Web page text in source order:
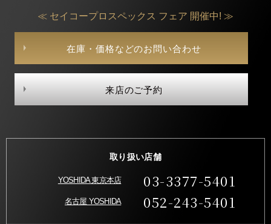
≪ セイコープロスペックス フェア 開催中! ≫
在庫・価格などのお問い合わせ
来店のご予約
取り扱い店舗
YOSHIDA 東京本店 03-3377-5401
名古屋 YOSHIDA 052-243-5401